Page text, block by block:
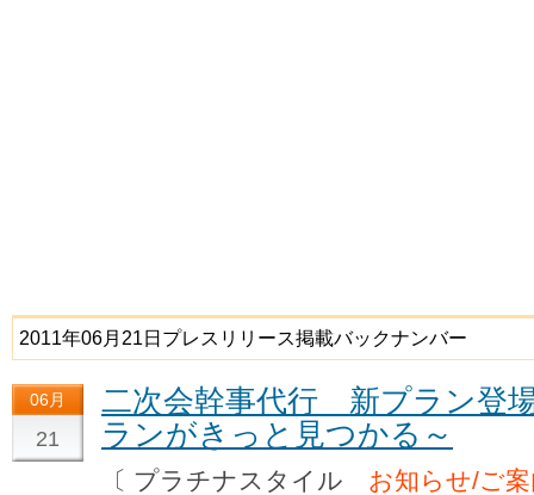
2011年06月21日プレスリリース掲載バックナンバー
06月
21
二次会幹事代行 新プラン登
ランがきっと見つかる～
〔 プラチナスタイル お知らせ/ご